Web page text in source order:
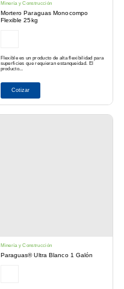
Minería y Construcción
Mortero Paraguas Monocompo
Flexible 25kg
Flexible es un producto de alta flexibilidad para
superficies que requieran estanqueidad. El
producto...
Cotizar
Minería y Construcción
Paraguas® Ultra Blanco 1 Galón